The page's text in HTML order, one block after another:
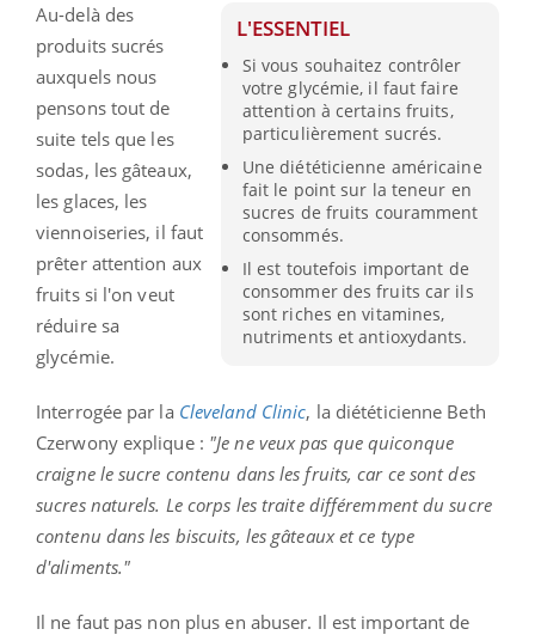
L'ESSENTIEL
Si vous souhaitez contrôler
votre glycémie, il faut faire
attention à certains fruits,
particulièrement sucrés.
Une diététicienne américaine
fait le point sur la teneur en
sucres de fruits couramment
consommés.
Il est toutefois important de
consommer des fruits car ils
sont riches en vitamines,
nutriments et antioxydants.
Au-delà des
produits sucrés
auxquels nous
pensons tout de
suite tels que les
sodas, les gâteaux,
les glaces, les
viennoiseries, il faut
prêter attention aux
fruits si l'on veut
réduire sa
glycémie.
Interrogée par la Cleveland Clinic, la diététicienne Beth
Czerwony explique : "Je ne veux pas que quiconque
craigne le sucre contenu dans les fruits, car ce sont des
sucres naturels. Le corps les traite différemment du sucre
contenu dans les biscuits, les gâteaux et ce type
d'aliments."
Il ne faut pas non plus en abuser. Il est important de